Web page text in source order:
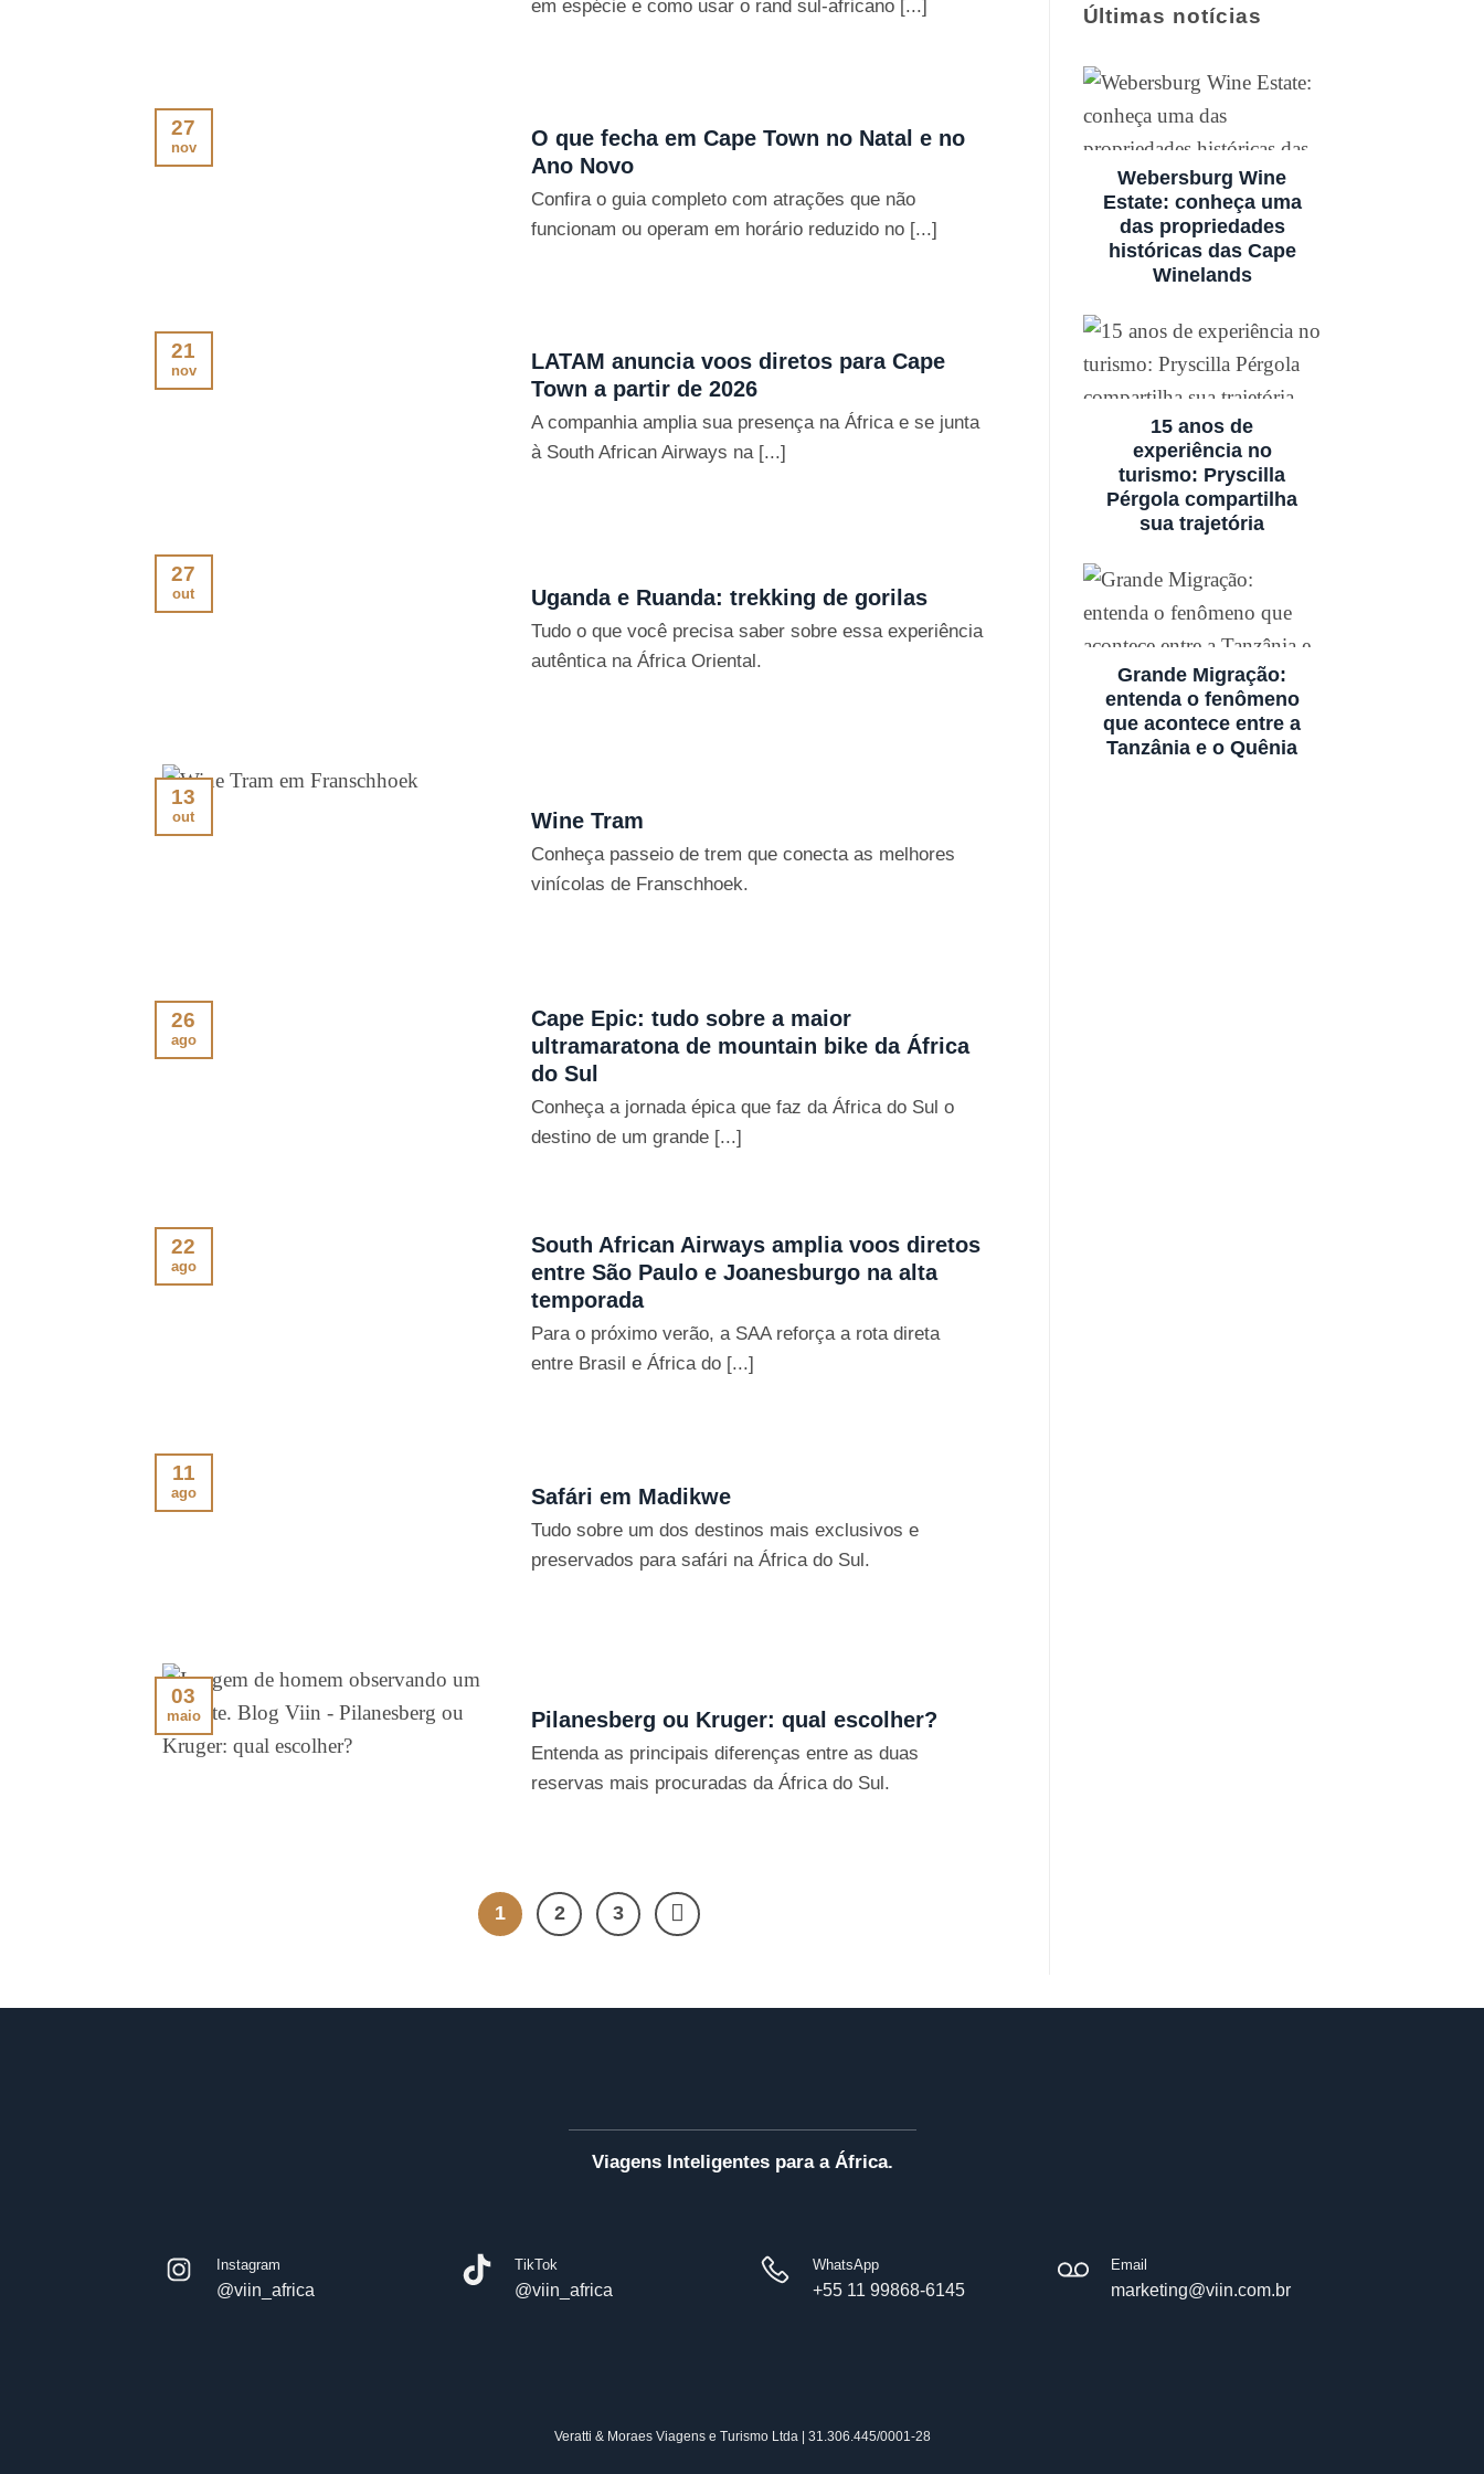
em espécie e como usar o rand sul-africano [...]
O que fecha em Cape Town no Natal e no
Ano Novo
Confira o guia completo com atrações que não
funcionam ou operam em horário reduzido no [...]
27
nov
LATAM anuncia voos diretos para Cape
Town a partir de 2026
A companhia amplia sua presença na África e se junta
à South African Airways na [...]
21
nov
Uganda e Ruanda: trekking de gorilas
Tudo o que você precisa saber sobre essa experiência
autêntica na África Oriental.
27
out
Wine Tram
Conheça passeio de trem que conecta as melhores
vinícolas de Franschhoek.
13
out
Cape Epic: tudo sobre a maior
ultramaratona de mountain bike da África
do Sul
Conheça a jornada épica que faz da África do Sul o
destino de um grande [...]
26
ago
South African Airways amplia voos diretos
entre São Paulo e Joanesburgo na alta
temporada
Para o próximo verão, a SAA reforça a rota direta
entre Brasil e África do [...]
22
ago
Safári em Madikwe
Tudo sobre um dos destinos mais exclusivos e
preservados para safári na África do Sul.
11
ago
Pilanesberg ou Kruger: qual escolher?
Entenda as principais diferenças entre as duas
reservas mais procuradas da África do Sul.
03
maio
1 2 3
Últimas notícias
Webersburg Wine
Estate: conheça uma
das propriedades
históricas das Cape
Winelands
15 anos de
experiência no
turismo: Pryscilla
Pérgola compartilha
sua trajetória
Grande Migração:
entenda o fenômeno
que acontece entre a
Tanzânia e o Quênia
Viagens Inteligentes para a África.
Instagram
@viin_africa
TikTok
@viin_africa
WhatsApp
+55 11 99868-6145
Email
marketing@viin.com.br
Veratti & Moraes Viagens e Turismo Ltda | 31.306.445/0001-28